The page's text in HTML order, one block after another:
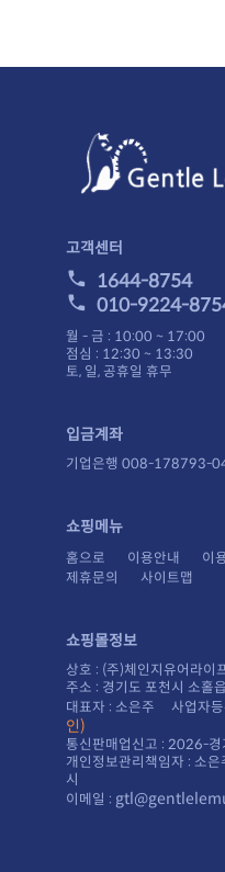
고객센터
1644-8754
010-9224-
월 - 금 : 10:00 ~ 17:00
점심 : 12:30 ~ 13:30
토, 일, 공휴일 휴무
입금계좌
기업은행 008-178793-
쇼핑메뉴
홈으로 이용안내 이
제휴문의
사이트맵
쇼핑몰정보
상호 : (주)체인지유어라이
주소 : 경기도 포천시 소홀
대표자 : 소은주 사업자
인)
통신판매업신고 : 2026-
시
이메일 :